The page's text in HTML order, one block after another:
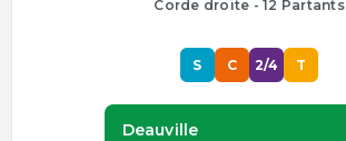
Corde droite - 12 Partants
S C 2/4 T
Deauville